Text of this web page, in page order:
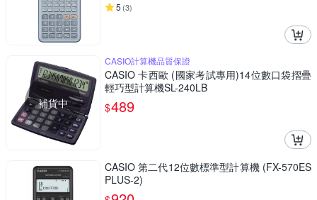
5 (3)
補貨中
CASIO計算機品質保證
CASIO 卡西歐 (國家考試專用)14位數口袋摺疊
輕巧型計算機SL-240LB
$489
CASIO 第二代12位數標準型計算機 (FX-570ES
PLUS-2)